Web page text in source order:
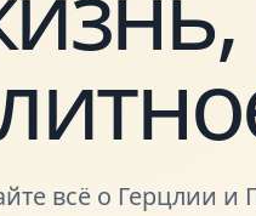
всё о Герцлии и